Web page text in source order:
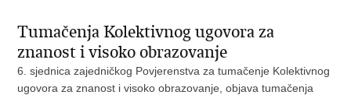
Tumačenja Kolektivnog ugovora za
znanost i visoko obrazovanje
6. sjednica zajedničkog Povjerenstva za tumačenje Kolektivnog
ugovora za znanost i visoko obrazovanje, objava tumačenja